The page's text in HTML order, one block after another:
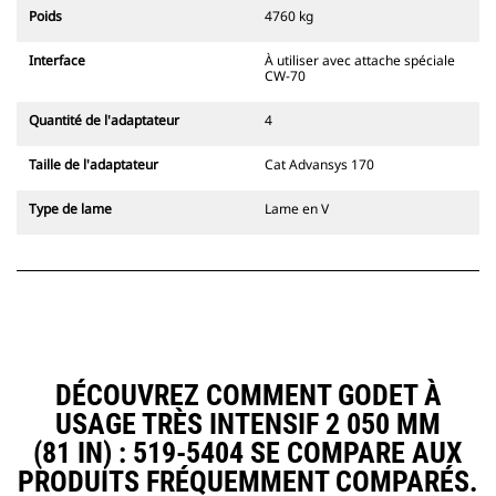
champ de vision du conducteur.
Les attaches à accouplement par
axes Cat sont compatibles avec les
352 et toutes les pelles sur pneus.
tranchée sont également
Les équipements compatibles avec
rapide fixes. Les attaches spéciales
Les attaches spéciales CW sont
disponibles pour toutes les pelles
hydrauliques à chaines et sur
pneus.
Poids 4760 kg
Interface
À utiliser avec attache spéciale
CW-70
Quantité de l'adaptateur 4
Taille de l'adaptateur Cat Advansys 170
Type de lame Lame en V
DÉCOUVREZ COMMENT GODET À
USAGE TRÈS INTENSIF 2 050 MM
(81 IN) : 519-5404 SE COMPARE AUX
PRODUITS FRÉQUEMMENT COMPARÉS.